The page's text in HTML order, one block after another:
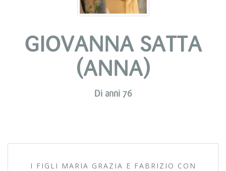
GIOVANNA SATTA
(ANNA)
Di anni 76
I FIGLI MARIA GRAZIA E FABRIZIO CON